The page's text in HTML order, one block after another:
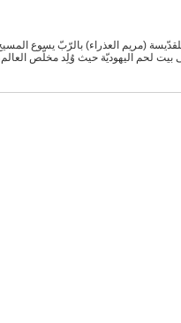
(مريم العذراء) بالرّبّ يسوع
بيت لحم اليهوديّة حيث وُلِد مخلّص